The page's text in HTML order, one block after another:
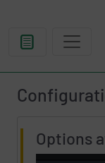
Options